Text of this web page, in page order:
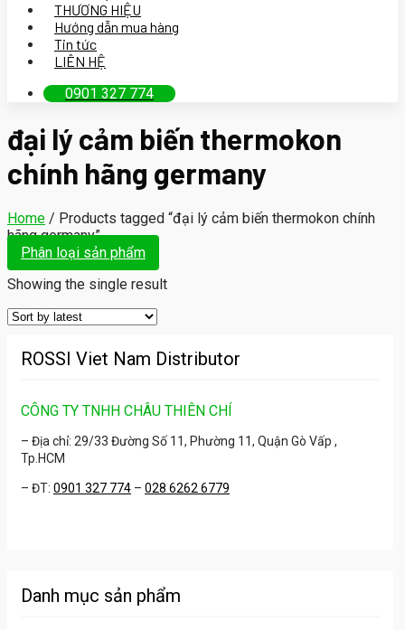
THƯƠNG HIỆU
Hướng dẫn mua hàng
Tin tức
LIÊN HỆ
0901 327 774
đại lý cảm biến thermokon
chính hãng germany
Home / Products tagged “đại lý cảm biến thermokon chính
hãng germany”
Phân loại sản phẩm
Showing the single result
ROSSI Viet Nam Distributor
CÔNG TY TNHH CHÂU THIÊN CHÍ
– Địa chỉ: 29/33 Đường Số 11, Phường 11, Quận Gò Vấp ,
Tp.HCM
– ĐT: 0901 327 774 – 028 6262 6779
Danh mục sản phẩm